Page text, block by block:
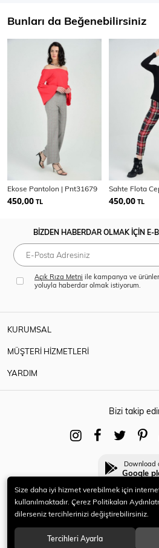
Bunları da Beğenebilirsiniz
Ekose Pantolon | Pnt31679
450,00 TL 450,00 TL
BİZDEN HABERDAR OLMAK İÇİN E-
Açık Rıza Metni ile kampanya ve
yoluyla haberdar olmak istiyorum.
KURUMSAL
MÜŞTERİ HİZMETLERİ
YARDIM
Bizi takip
Download
Google
© 2021 HERYENİ. Tüm
Size daha iyi hizmet verebilmek için
kullanılmaktadır. Çerez Politikaları
dilerseniz tercihlerinizi değiştirebilirsiniz.
Tercihleri Ayarla